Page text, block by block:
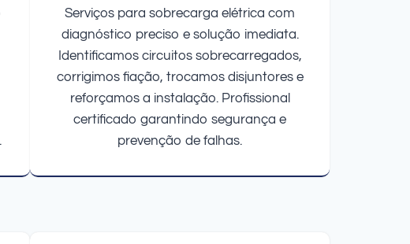
Serviços para sobrecarga elétrica com
diagnóstico preciso e solução imediata.
Identificamos circuitos sobrecarregados,
corrigimos fiação, trocamos disjuntores e
reforçamos a instalação. Profissional
certificado garantindo segurança e
prevenção de falhas.